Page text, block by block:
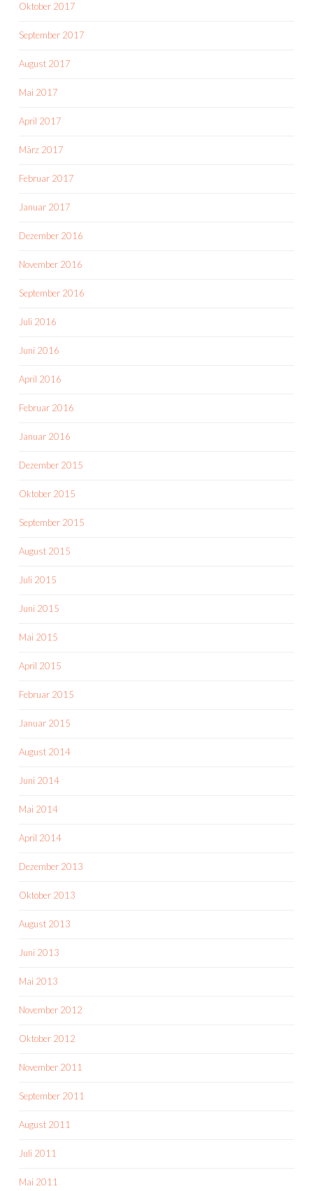
Oktober 2017
September 2017
August 2017
Mai 2017
April 2017
März 2017
Februar 2017
Januar 2017
Dezember 2016
November 2016
September 2016
Juli 2016
Juni 2016
April 2016
Februar 2016
Januar 2016
Dezember 2015
Oktober 2015
September 2015
August 2015
Juli 2015
Juni 2015
Mai 2015
April 2015
Februar 2015
Januar 2015
August 2014
Juni 2014
Mai 2014
April 2014
Dezember 2013
Oktober 2013
August 2013
Juni 2013
Mai 2013
November 2012
Oktober 2012
November 2011
September 2011
August 2011
Juli 2011
Mai 2011